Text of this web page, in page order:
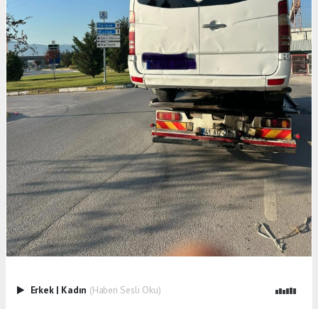
Erkek | Kadın (Haberi Sesli Oku)